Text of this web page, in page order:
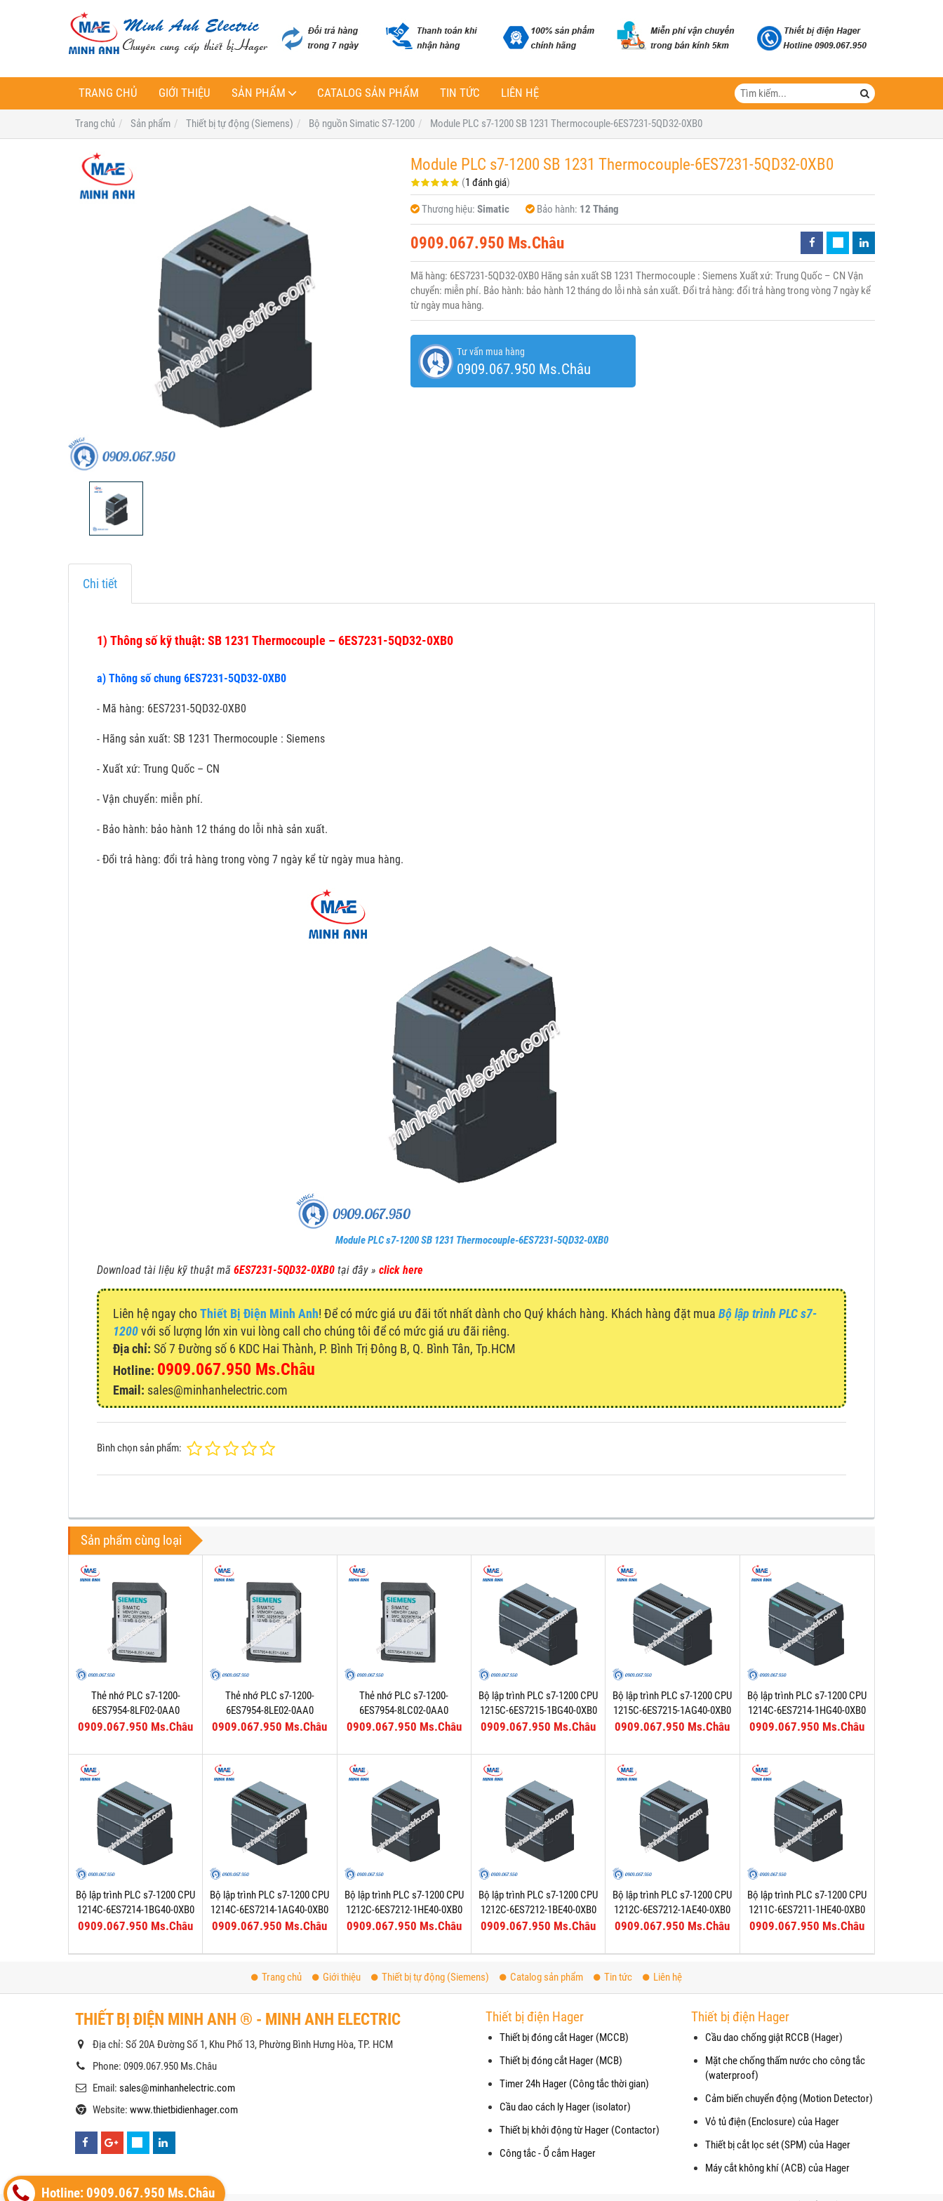
TRANG CHỦ GIỚI THIỆU SẢN PHẨM CATALOG SẢN PHẨM TIN TỨC LIÊN HỆ
Trang chủ Sản phẩm Thiết bị tự động (Siemens) Bộ nguồn Simatic S7-1200 Module PLC s7-1200 SB 1231 Thermocouple-6ES7231-5QD32-0XB0
Module PLC s7-1200 SB 1231 Thermocouple-6ES7231-5QD32-0XB0
(1 đánh giá)
Thương hiệu: Simatic Bảo hành: 12 Tháng
0909.067.950 Ms.Châu
Mã hàng: 6ES7231-5QD32-0XB0 Hãng sản xuất SB 1231 Thermocouple : Siemens Xuất xứ: Trung Quốc – CN Vận
chuyển: miễn phí. Bảo hành: bảo hành 12 tháng do lỗi nhà sản xuất. Đổi trả hàng: đổi trả hàng trong vòng 7 ngày kể
từ ngày mua hàng.
Tư vấn mua hàng
0909.067.950 Ms.Châu
Chi tiết
1) Thông số kỹ thuật: SB 1231 Thermocouple – 6ES7231-5QD32-0XB0
a) Thông số chung 6ES7231-5QD32-0XB0
- Mã hàng: 6ES7231-5QD32-0XB0
- Hãng sản xuất: SB 1231 Thermocouple : Siemens
- Xuất xứ: Trung Quốc – CN
- Vận chuyển: miễn phí.
- Bảo hành: bảo hành 12 tháng do lỗi nhà sản xuất.
- Đổi trả hàng: đổi trả hàng trong vòng 7 ngày kể từ ngày mua hàng.
Module PLC s7-1200 SB 1231 Thermocouple-6ES7231-5QD32-0XB0
Download tài liệu kỹ thuật mã 6ES7231-5QD32-0XB0 tại đây » click here
Liên hệ ngay choThiết Bị Điện Minh Anh! Để có mức giá ưu đãi tốt nhất dành cho Quý khách hàng. Khách hàng đặt mua Bộ lập trình PLC s7-
1200với số lượng lớn xin vui lòng call cho chúng tôi để có mức giá ưu đãi riêng.
Địa chỉ: Số 7 Đường số 6 KDC Hai Thành, P. Bình Trị Đông B, Q. Bình Tân, Tp.HCM
Hotline: 0909.067.950 Ms.Châu
Email: sales@minhanhelectric.com
Bình chọn sản phẩm:
Sản phẩm cùng loại
Thẻ nhớ PLC s7-1200-
6ES7954-8LF02-0AA0
0909.067.950 Ms.Châu
Thẻ nhớ PLC s7-1200-
6ES7954-8LE02-0AA0
0909.067.950 Ms.Châu
Thẻ nhớ PLC s7-1200-
6ES7954-8LC02-0AA0
0909.067.950 Ms.Châu
Bộ lập trình PLC s7-1200 CPU
1215C-6ES7215-1BG40-0XB0
0909.067.950 Ms.Châu
Bộ lập trình PLC s7-1200 CPU
1215C-6ES7215-1AG40-0XB0
0909.067.950 Ms.Châu
Bộ lập trình PLC s7-1200 CPU
1214C-6ES7214-1HG40-0XB0
0909.067.950 Ms.Châu
Bộ lập trình PLC s7-1200 CPU
1214C-6ES7214-1BG40-0XB0
0909.067.950 Ms.Châu
Bộ lập trình PLC s7-1200 CPU
1214C-6ES7214-1AG40-0XB0
0909.067.950 Ms.Châu
Bộ lập trình PLC s7-1200 CPU
1212C-6ES7212-1HE40-0XB0
0909.067.950 Ms.Châu
Bộ lập trình PLC s7-1200 CPU
1212C-6ES7212-1BE40-0XB0
0909.067.950 Ms.Châu
Bộ lập trình PLC s7-1200 CPU
1212C-6ES7212-1AE40-0XB0
0909.067.950 Ms.Châu
Bộ lập trình PLC s7-1200 CPU
1211C-6ES7211-1HE40-0XB0
0909.067.950 Ms.Châu
Trang chủ Giới thiệu Thiết bị tự động (Siemens) Catalog sản phẩm Tin tức Liên hệ
THIẾT BỊ ĐIỆN MINH ANH ® - MINH ANH ELECTRIC
Địa chỉ: Số 20A Đường Số 1, Khu Phố 13, Phường Bình Hưng Hòa, TP. HCM
Phone: 0909.067.950 Ms.Châu
Email: sales@minhanhelectric.com
Website: www.thietbidienhager.com
Thiết bị điện Hager
Thiết bị đóng cắt Hager (MCCB)
Thiết bị đóng cắt Hager (MCB)
Timer 24h Hager (Công tắc thời gian)
Cầu dao cách ly Hager (isolator)
Thiết bị khởi động từ Hager (Contactor)
Công tắc - Ổ cắm Hager
Thiết bị điện Hager
Cầu dao chống giật RCCB (Hager)
Mặt che chống thấm nước cho công tắc
(waterproof)
Cảm biến chuyển động (Motion Detector)
Vỏ tủ điện (Enclosure) của Hager
Thiết bị cắt lọc sét (SPM) của Hager
Máy cắt không khí (ACB) của Hager
Hotline: 0909.067.950 Ms.Châu